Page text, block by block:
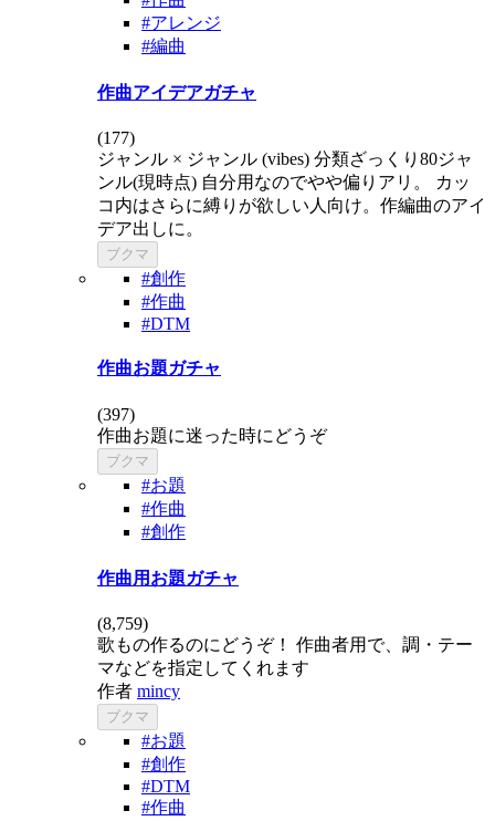
#アレンジ
#編曲
作曲アイデアガチャ
(177)
ジャンル × ジャンル (vibes) 分類ざっくり80ジャ
ンル(現時点) 自分用なのでやや偏りアリ。 カッ
コ内はさらに縛りが欲しい人向け。作編曲のアイ
デア出しに。
ブクマ
#創作
#作曲
#DTM
作曲お題ガチャ
(397)
作曲お題に迷った時にどうぞ
ブクマ
#お題
#作曲
#創作
作曲用お題ガチャ
(8,759)
歌もの作るのにどうぞ！ 作曲者用で、調・テー
マなどを指定してくれます
作者 mincy
ブクマ
#お題
#創作
#DTM
#作曲